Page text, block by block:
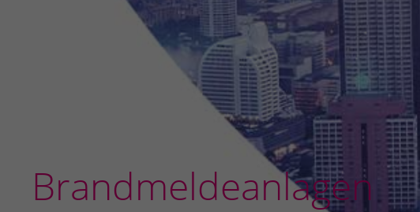
Brandmeldeanlagen